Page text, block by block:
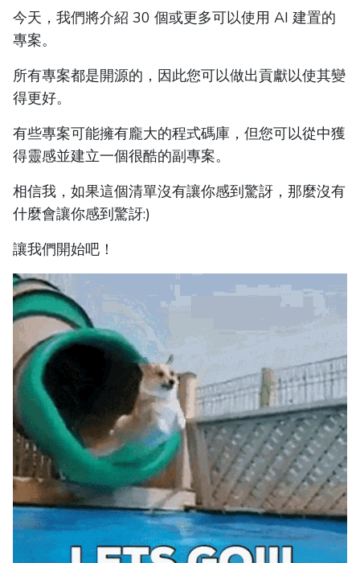
今天，我們將介紹 30 個或更多可以使用 AI 建置的
專案。
所有專案都是開源的，因此您可以做出貢獻以使其變
得更好。
有些專案可能擁有龐大的程式碼庫，但您可以從中獲
得靈感並建立一個很酷的副專案。
相信我，如果這個清單沒有讓你感到驚訝，那麼沒有
什麼會讓你感到驚訝:)
讓我們開始吧！